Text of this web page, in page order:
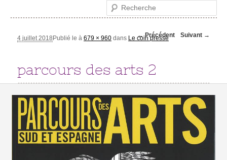
Visites et activités
Evénements et expositions
Recherche
Navigation des
← Précédent Suivant →
parcours des arts 2
Publié le
4 juillet 2018 à679 × 960 dans Le coin presse